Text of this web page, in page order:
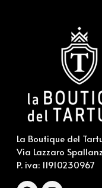
La Boutique del
Via Lazzaro
P. iva: 11910230967